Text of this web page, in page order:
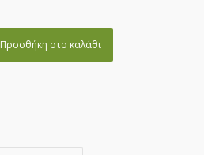
Προσθήκη στο καλάθι